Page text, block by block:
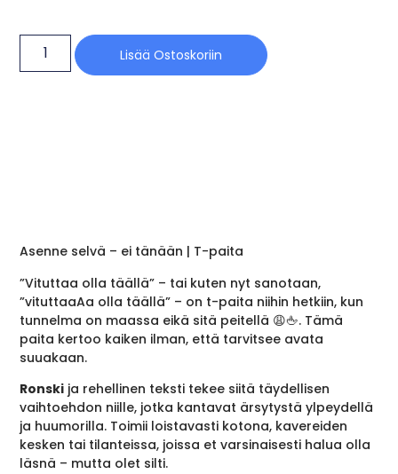
Lisää Ostoskoriin
Asenne selvä – ei tänään | T-paita
”Vituttaa olla täällä” – tai kuten nyt sanotaan,
”vituttaaAa olla täällä” – on t-paita niihin hetkiin, kun
tunnelma on maassa eikä sitä peitellä 😩🖕. Tämä
paita kertoo kaiken ilman, että tarvitsee avata
suuakaan.
Ronski ja rehellinen teksti tekee siitä täydellisen
vaihtoehdon niille, jotka kantavat ärsytystä ylpeydellä
ja huumorilla. Toimii loistavasti kotona, kavereiden
kesken tai tilanteissa, joissa et varsinaisesti halua olla
läsnä – mutta olet silti.